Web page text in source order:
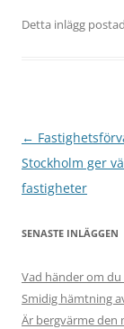
Detta inlägg
←
Stockholm ger
fastigheter
SENASTE INLÄGGEN
Vad händer om
Smidig hämtning
Är bergvärme den